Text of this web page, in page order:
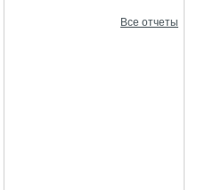
Все отчеты